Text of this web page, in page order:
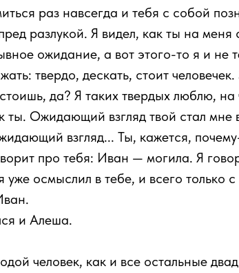
раз навсегда и тебя с собой
разлукой. Я видел, как ты на меня
ожидание, а вот этого-то я и не
твердо, дескать, стоит
да? Я таких твердых люблю,
ты. Ожидающий взгляд твой стал мне
взгляд... Ты, кажется,
про тебя: Иван — могила. Я
уже осмыслил в тебе, и всего только
и Алеша.
человек, как и все остальные